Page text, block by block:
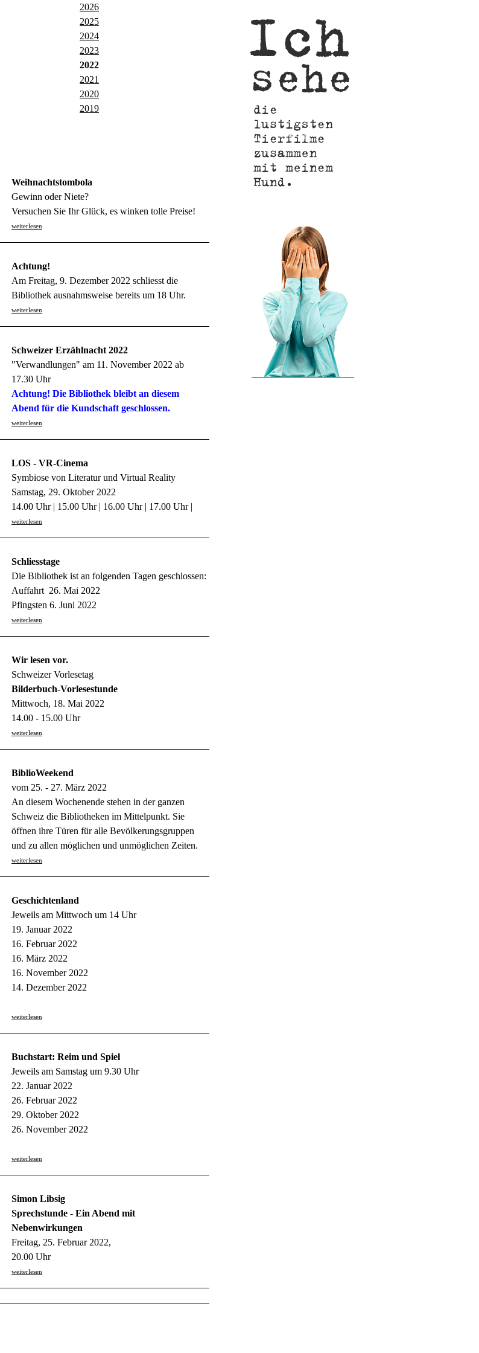
2026
2025
2024
2023
2022
2021
2020
2019
Weihnachtstombola
Gewinn oder Niete?
Versuchen Sie Ihr Glück, es winken tolle Preise!
weiterlesen
Achtung!
Am Freitag, 9. Dezember 2022 schliesst die
Bibliothek ausnahmsweise bereits um 18 Uhr.
weiterlesen
Schweizer Erzählnacht 2022
"Verwandlungen" am 11. November 2022 ab
17.30 Uhr
Achtung! Die Bibliothek bleibt an diesem
Abend für die Kundschaft geschlossen.
weiterlesen
LOS - VR-Cinema
Symbiose von Literatur und Virtual Reality
Samstag, 29. Oktober 2022
14.00 Uhr | 15.00 Uhr | 16.00 Uhr | 17.00 Uhr |
weiterlesen
Schliesstage
Die Bibliothek ist an folgenden Tagen geschlossen:
Auffahrt 26. Mai 2022
Pfingsten 6. Juni 2022
weiterlesen
Wir lesen vor.
Schweizer Vorlesetag
Bilderbuch-Vorlesestunde
Mittwoch, 18. Mai 2022
14.00 - 15.00 Uhr
weiterlesen
BiblioWeekend
vom 25. - 27. März 2022
An diesem Wochenende stehen in der ganzen
Schweiz die Bibliotheken im Mittelpunkt. Sie
öffnen ihre Türen für alle Bevölkerungsgruppen
und zu allen möglichen und unmöglichen Zeiten.
weiterlesen
Geschichtenland
Jeweils am Mittwoch um 14 Uhr
19. Januar 2022
16. Februar 2022
16. März 2022
16. November 2022
14. Dezember 2022
weiterlesen
Buchstart: Reim und Spiel
Jeweils am Samstag um 9.30 Uhr
22. Januar 2022
26. Februar 2022
29. Oktober 2022
26. November 2022
weiterlesen
Simon Libsig
Sprechstunde - Ein Abend mit
Nebenwirkungen
Freitag, 25. Februar 2022,
20.00 Uhr
weiterlesen